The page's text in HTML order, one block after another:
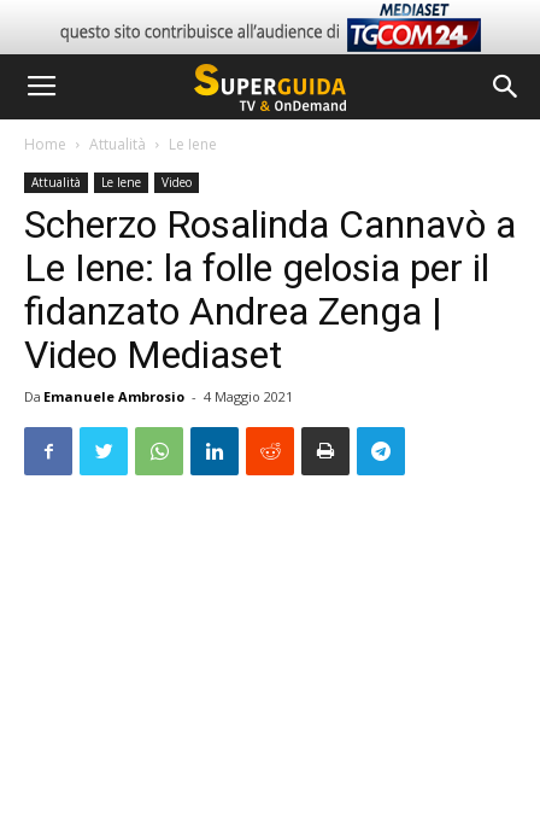
Home Attualità Le Iene
Attualità Le Iene Video
Scherzo Rosalinda Cannavò a
Le Iene: la folle gelosia per il
fidanzato Andrea Zenga |
Video Mediaset
Da Emanuele Ambrosio - 4 Maggio 2021